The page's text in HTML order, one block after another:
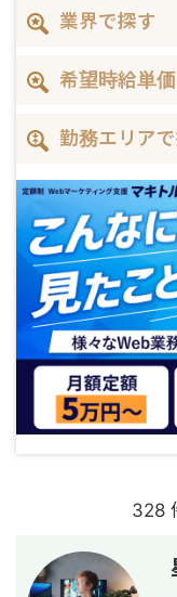
業界で探す
希望時給単
勤務エリア
328